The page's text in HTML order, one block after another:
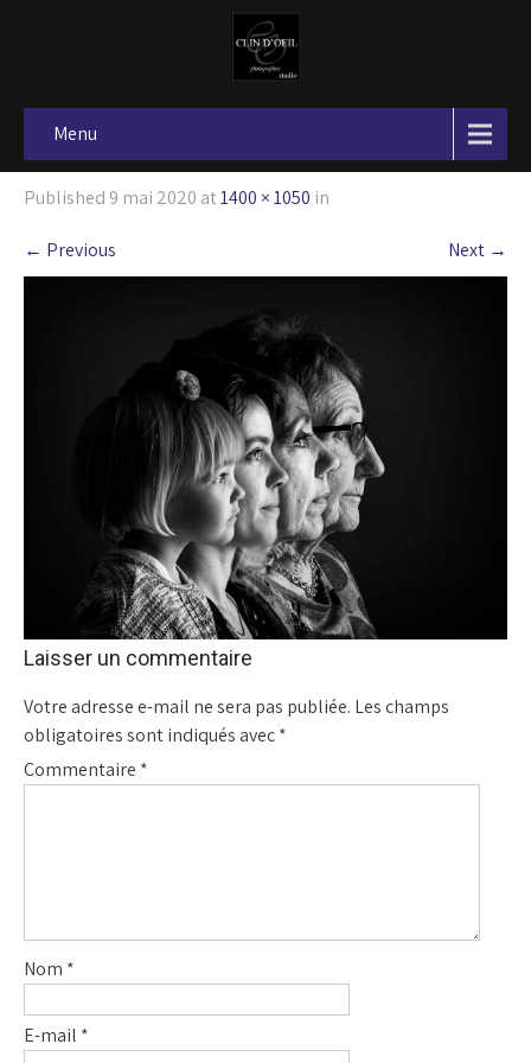
Menu
Published 9 mai 2020 at1400 × 1050 in
← Previous Next →
Laisser un commentaire
Votre adresse e-mail ne sera pas publiée. Les champs
obligatoires sont indiqués avec*
Commentaire *
Nom *
E-mail *